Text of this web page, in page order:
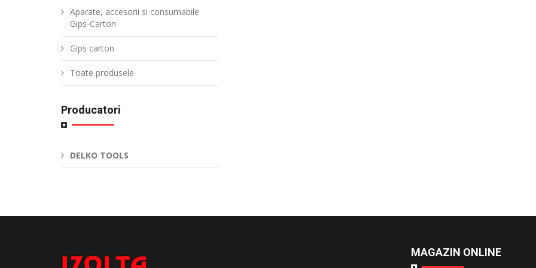
Aparate, accesorii si consumabile
Gips-Carton
Gips carton
Toate produsele
Producatori
DELKO TOOLS
MAGAZIN ONLINE